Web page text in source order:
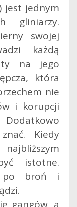
jest jednym
gliniarzy.
swojej
każdą
na jego
która
nie
i korupcji
Kiedy
istotne.
po broń i
gangów, a